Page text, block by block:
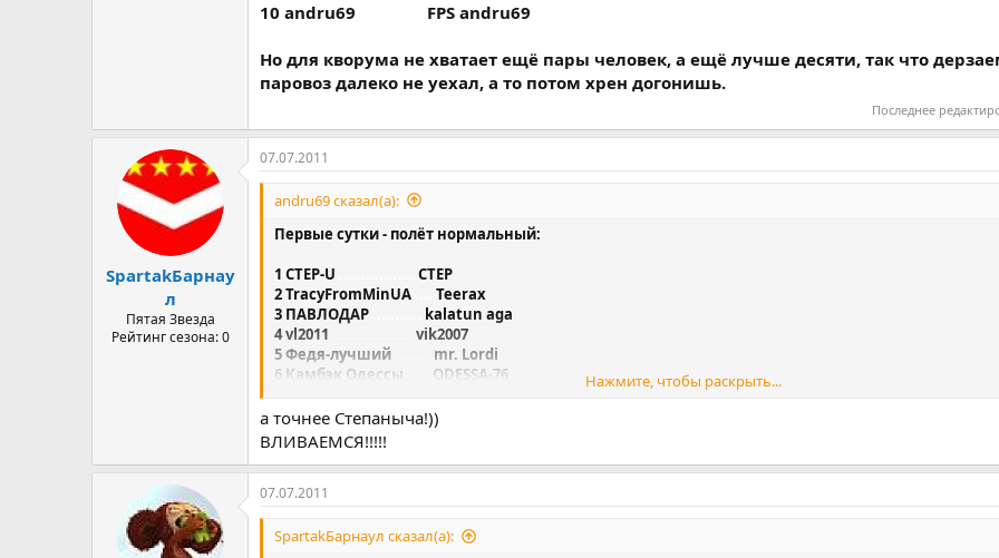
10 andru69 FPS andru69
Но для кворума не хватает ещё пары человек, а ещё лучше десяти, так что
паровоз далеко не уехал, а то потом хрен догонишь.
Последнее
SpartakБарнау
л
Пятая Звезда
Рейтинг сезона: 0
07.07.2011
andru69 сказал(а):
Первые сутки - полёт нормальный:
1 CTEP-U
CTEP
2 TracyFromMinUA
Teerax
3 ПАВЛОДАР
kalatun aga
4 vl2011
vik2007
5 Федя-лучший
mr. Lordi
6 Камбэк Одессы
ODESSA-76
8 Хохляндия 2011....Zenit4ik1982
9 Rikis Ukraina ..........Rikis
10 andru69...............
Но для кворума не хватает ещё пары человек, а ещё лучше десяти, так что дерзаем, пока
не уехал, а то потомхрен догонишь.
Нажмите, чтобы раскрыть...
а точнее Степаныча!))
ВЛИВАЕМСЯ!!!!!
07.07.2011
SpartakБарнаул сказал(а):